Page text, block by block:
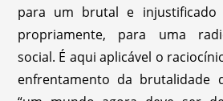
para um brutal e injustificado
propriamente, para uma
social. É aqui aplicável o
enfrentamento da brutalidade